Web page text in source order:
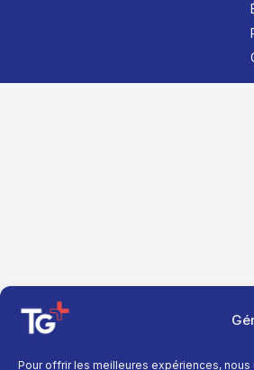
Pour offrir les meilleures expériences,